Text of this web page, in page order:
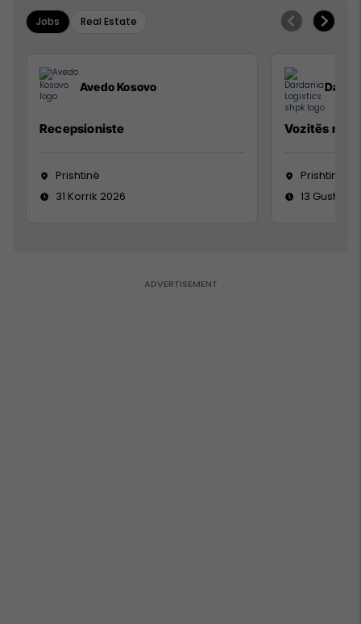
Jobs Real Estate
Avedo Kosovo
Recepsioniste
Prishtinë
31 Korrik 2026
Vozitës me
Prishtinë
13 Gusht